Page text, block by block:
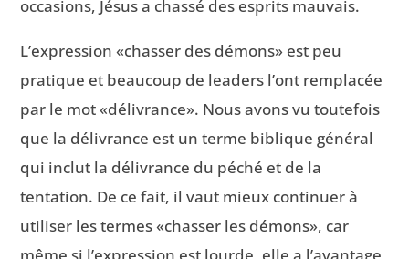
occasions, Jésus a chassé des esprits mauvais.
L’expression «chasser des démons» est peu
pratique et beaucoup de leaders l’ont remplacée
par le mot «délivrance». Nous avons vu toutefois
que la délivrance est un terme biblique général
qui inclut la délivrance du péché et de la
tentation. De ce fait, il vaut mieux continuer à
utiliser les termes «chasser les démons», car
même si l’expression est lourde, elle a l’avantage